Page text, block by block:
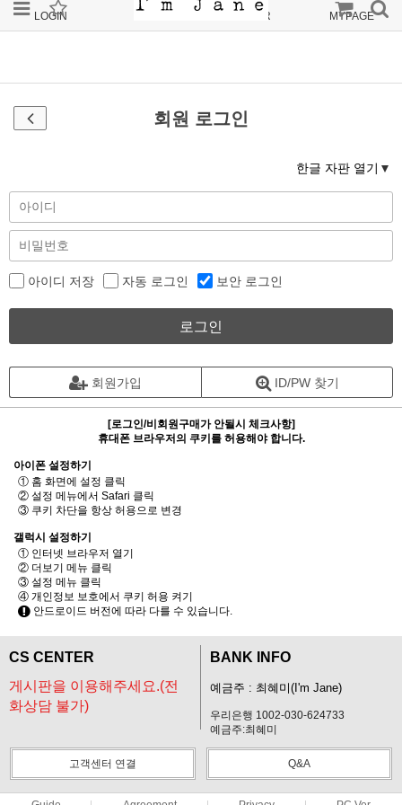
LOGIN ORDER MYPAGE
회원 로그인
한글 자판 열기
아이디 저장 자동 로그인 보안 로그인
로그인
회원가입 ID/PW 찾기
[로그인/비회원구매가 안될시 체크사항]
휴대폰 브라우저의 쿠키를 허용해야 합니다.
아이폰 설정하기
① 홈 화면에 설정 클릭
② 설정 메뉴에서 Safari 클릭
③ 쿠키 차단을 항상 허용으로 변경
갤럭시 설정하기
① 인터넷 브라우저 열기
② 더보기 메뉴 클릭
③ 설정 메뉴 클릭
④ 개인정보 보호에서 쿠키 허용 켜기
안드로이드 버전에 따라 다를 수 있습니다.
CS CENTER
게시판을 이용해주세요.(전
화상담 불가)
BANK INFO
예금주 : 최혜미(I'm Jane)
우리은행 1002-030-624733
예금주:최혜미
고객센터 연결 Q&A